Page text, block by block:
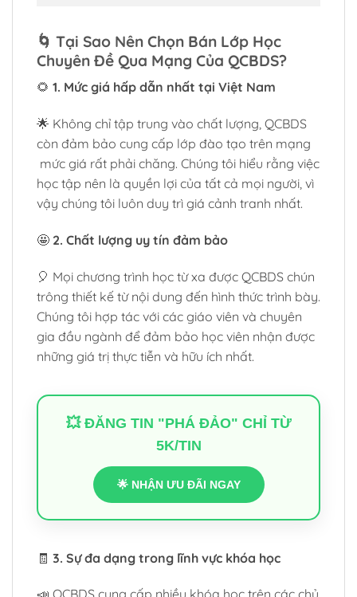
🌀 Tại Sao Nên Chọn Bán Lớp Học
Chuyên Đề Qua Mạng Của QCBDS?
🌻 1. Mức giá hấp dẫn nhất tại Việt Nam
🌟 Không chỉ tập trung vào chất lượng, QCBDS
còn đảm bảo cung cấp lớp đào tạo trên mạng
mức giá rất phải chăng. Chúng tôi hiểu rằng việc
học tập nên là quyền lợi của tất cả mọi người, vì
vậy chúng tôi luôn duy trì giá cảnh tranh nhất.
🤩 2. Chất lượng uy tín đảm bảo
🎈 Mọi chương trình học từ xa được QCBDS chún
trông thiết kế từ nội dung đến hình thức trình bày.
Chúng tôi hợp tác với các giáo viên và chuyên
gia đầu ngành để đảm bảo học viên nhận được
những giá trị thực tiễn và hữu ích nhất.
💥 ĐĂNG TIN "PHÁ ĐẢO" CHỈ TỪ
5K/TIN
🌟 NHẬN ƯU ĐÃI NGAY
🧾 3. Sự đa dạng trong lĩnh vực khóa học